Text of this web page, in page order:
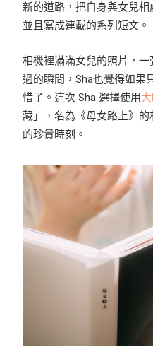
新的道路，把自身與女兒相
並且寫成連載的系列短文。
相機裡滿滿女兒的照片，
過的瞬間，Sha也覺得如果
惜了。這次 Sha 選擇使用
藏」，名為《母女路上》
的珍貴時刻。